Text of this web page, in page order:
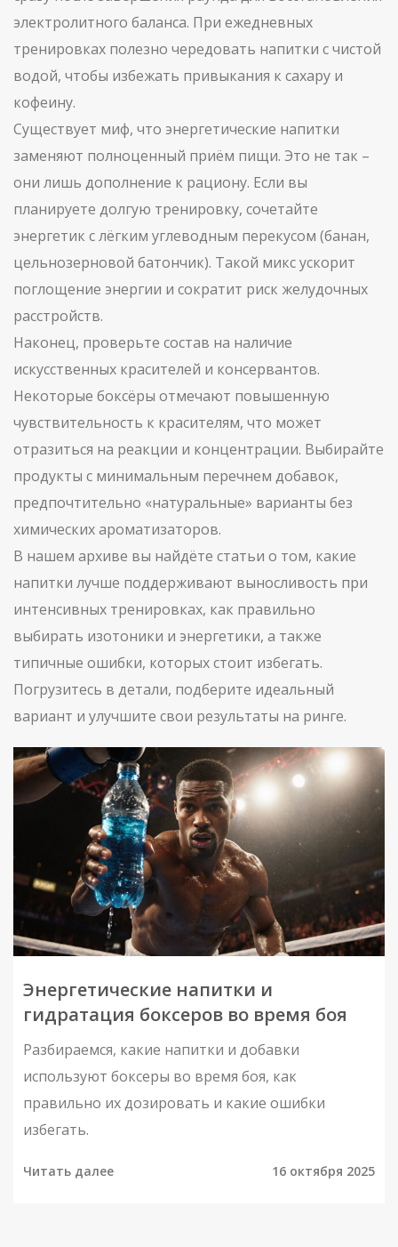
электролитного баланса. При ежедневных
тренировках полезно чередовать напитки с чистой
водой, чтобы избежать привыкания к сахару и
кофеину.
Существует миф, что энергетические напитки
заменяют полноценный приём пищи. Это не так –
они лишь дополнение к рациону. Если вы
планируете долгую тренировку, сочетайте
энергетик с лёгким углеводным перекусом (банан,
цельнозерновой батончик). Такой микс ускорит
поглощение энергии и сократит риск желудочных
расстройств.
Наконец, проверьте состав на наличие
искусственных красителей и консервантов.
Некоторые боксёры отмечают повышенную
чувствительность к красителям, что может
отразиться на реакции и концентрации. Выбирайте
продукты с минимальным перечнем добавок,
предпочтительно «натуральные» варианты без
химических ароматизаторов.
В нашем архиве вы найдёте статьи о том, какие
напитки лучше поддерживают выносливость при
интенсивных тренировках, как правильно
выбирать изотоники и энергетики, а также
типичные ошибки, которых стоит избегать.
Погрузитесь в детали, подберите идеальный
вариант и улучшите свои результаты на ринге.
Энергетические напитки и
гидратация боксеров во время боя
Разбираемся, какие напитки и добавки
используют боксеры во время боя, как
правильно их дозировать и какие ошибки
избегать.
Читать далее 16 октября 2025